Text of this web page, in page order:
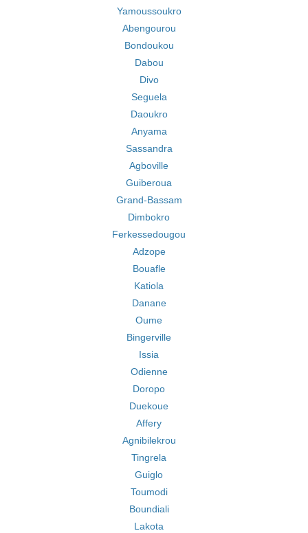
Yamoussoukro
Abengourou
Bondoukou
Dabou
Divo
Seguela
Daoukro
Anyama
Sassandra
Agboville
Guiberoua
Grand-Bassam
Dimbokro
Ferkessedougou
Adzope
Bouafle
Katiola
Danane
Oume
Bingerville
Issia
Odienne
Doropo
Duekoue
Affery
Agnibilekrou
Tingrela
Guiglo
Toumodi
Boundiali
Lakota